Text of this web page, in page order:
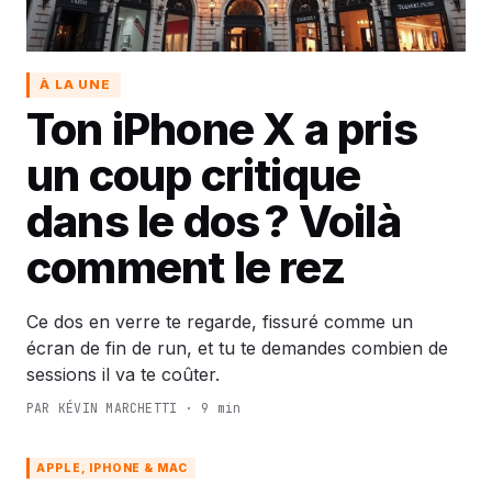
À LA UNE
Ton iPhone X a pris
un coup critique
dans le dos ? Voilà
comment le rez
Ce dos en verre te regarde, fissuré comme un
écran de fin de run, et tu te demandes combien de
sessions il va te coûter.
PAR KÉVIN MARCHETTI · 9 min
APPLE, IPHONE & MAC